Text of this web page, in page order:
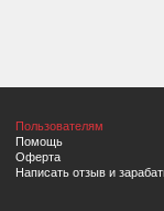
Пользователям
Помощь
Оферта
Написать отзыв и